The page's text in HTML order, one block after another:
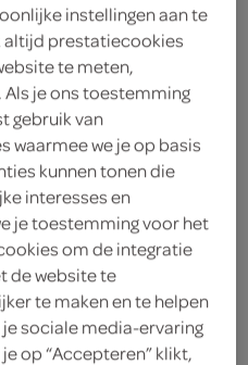
instellingen aan te
altijd prestatiecookies
te meten,
je ons toestemming
gebruik van
waarmee we je op basis
kunnen tonen die
interesses en
je toestemming voor het
om de integratie
de website te
te maken en te helpen
sociale media-ervaring
op “Accepteren” klikt,